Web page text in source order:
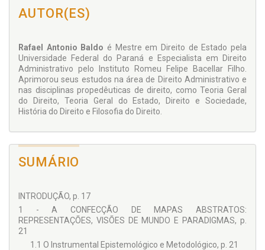
Administração Pública.
AUTOR(ES)
Rafael Antonio Baldo é Mestre em Direito de Estado pela
Universidade Federal do Paraná e Especialista em Direito
Administrativo pelo Instituto Romeu Felipe Bacellar Filho.
Aprimorou seus estudos na área de Direito Administrativo e
nas disciplinas propedêuticas de direito, como Teoria Geral
do Direito, Teoria Geral do Estado, Direito e Sociedade,
História do Direito e Filosofia do Direito.
SUMÁRIO
INTRODUÇÃO, p. 17
1 - A CONFECÇÃO DE MAPAS ABSTRATOS:
REPRESENTAÇÕES, VISÕES DE MUNDO E PARADIGMAS, p.
21
1.1 O Instrumental Epistemológico e Metodológico, p. 21